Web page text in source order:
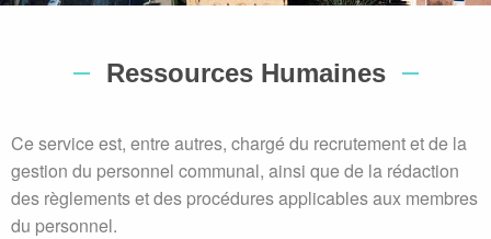
Ressources Humaines
Ce service est, entre autres, chargé du recrutement et de la
gestion du personnel communal, ainsi que de la rédaction
des règlements et des procédures applicables aux membres
du personnel.